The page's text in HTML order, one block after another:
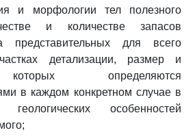
и морфологии тел полезного
и количестве запасов
представительных для всего
детализации, размер и
определяются
в каждом конкретном случае в
особенностей